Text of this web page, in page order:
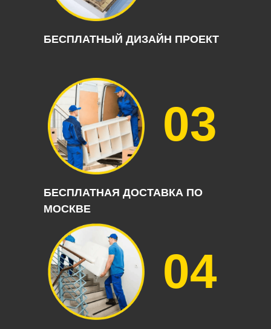
БЕСПЛАТНЫЙ ДИЗАЙН ПРОЕКТ
БЕСПЛАТНАЯ ДОСТАВКА ПО
МОСКВЕ
03
04